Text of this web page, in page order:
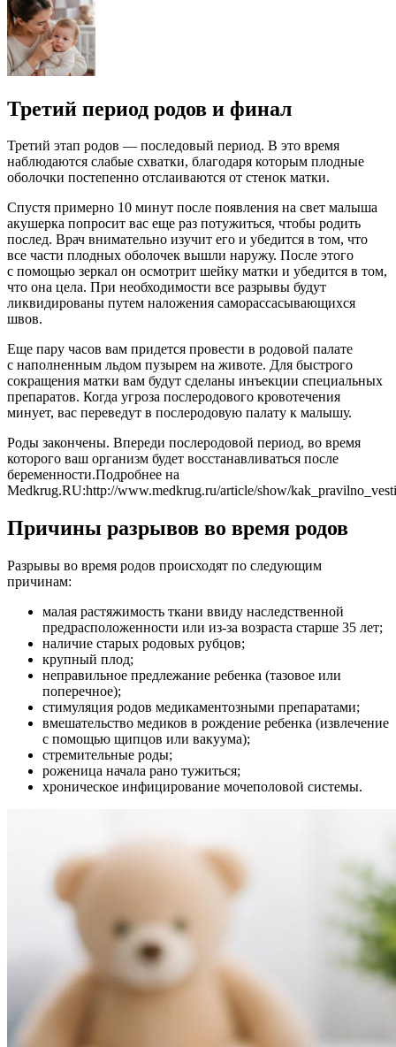
Третий период родов и финал
Третий этап родов — последовый период. В это время
наблюдаются слабые схватки, благодаря которым плодные
оболочки постепенно отслаиваются от стенок матки.
Спустя примерно 10 минут после появления на свет малыша
акушерка попросит вас еще раз потужиться, чтобы родить
послед. Врач внимательно изучит его и убедится в том, что
все части плодных оболочек вышли наружу. После этого
с помощью зеркал он осмотрит шейку матки и убедится в том,
что она цела. При необходимости все разрывы будут
ликвидированы путем наложения саморассасывающихся
швов.
Еще пару часов вам придется провести в родовой палате
с наполненным льдом пузырем на животе. Для быстрого
сокращения матки вам будут сделаны инъекции специальных
препаратов. Когда угроза послеродового кровотечения
минует, вас переведут в послеродовую палату к малышу.
Роды закончены. Впереди послеродовой период, во время
которого ваш организм будет восстанавливаться после
беременности.Подробнее на
Medkrug.RU:http://www.medkrug.ru/article/show/
Причины разрывов во время родов
Разрывы во время родов происходят по следующим
причинам:
малая растяжимость ткани ввиду наследственной
предрасположенности или из-за возраста старше 35 лет;
наличие старых родовых рубцов;
крупный плод;
неправильное предлежание ребенка (тазовое или
поперечное);
стимуляция родов медикаментозными препаратами;
вмешательство медиков в рождение ребенка (извлечение
с помощью щипцов или вакуума);
стремительные роды;
роженица начала рано тужиться;
хроническое инфицирование мочеполовой системы.